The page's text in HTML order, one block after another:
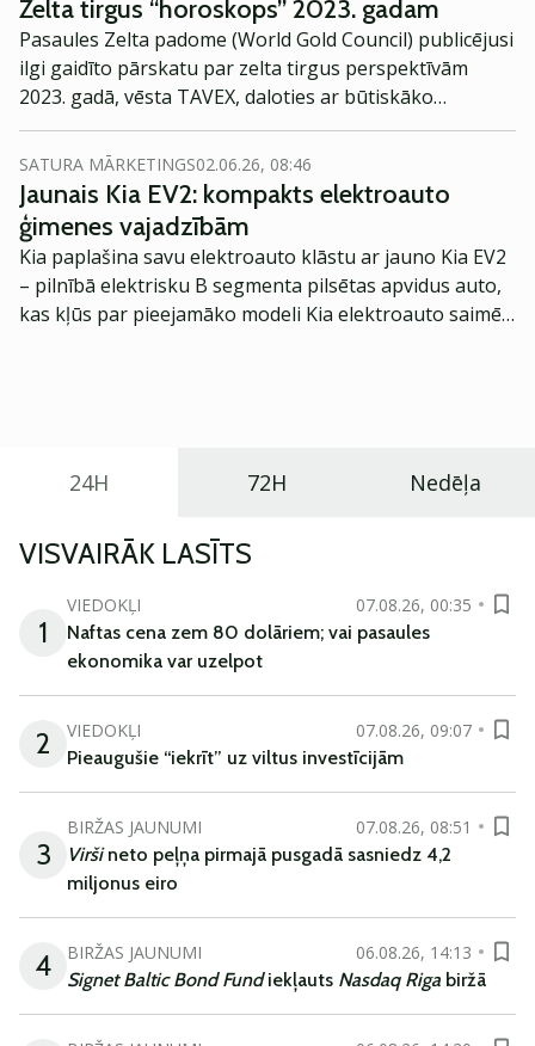
galvenajiem pieprasījuma iemesliem, informē Andris
Arhipenko, Tavex SIA valdes priekšsēdētājs.
Zelta tirgus “horoskops” 2023. gadam
Pasaules Zelta padome (World Gold Council) publicējusi
ilgi gaidīto pārskatu par zelta tirgus perspektīvām
2023. gadā, vēsta TAVEX, daloties ar būtiskāko
informāciju par to.
SATURA MĀRKETINGS02.06.26, 08:46
Jaunais Kia EV2: kompakts elektroauto
ģimenes vajadzībām
Kia paplašina savu elektroauto klāstu ar jauno Kia EV2
– pilnībā elektrisku B segmenta pilsētas apvidus auto,
kas kļūs par pieejamāko modeli Kia elektroauto saimē
24H 72H Nedēļa
VISVAIRĀK LASĪTS
1
VIEDOKĻI
07.08.26, 00:35
Naftas cena zem 80 dolāriem; vai pasaules
ekonomika var uzelpot
2 VIEDOKĻI
07.08.26, 09:07
Pieaugušie “iekrīt” uz viltus investīcijām
3
BIRŽAS JAUNUMI
07.08.26, 08:51
Viršineto peļņa pirmajā pusgadā sasniedz 4,2
miljonus eiro
4 BIRŽAS JAUNUMI
06.08.26, 14:13
Signet Baltic Bond Fundiekļauts Nasdaq Riga biržā